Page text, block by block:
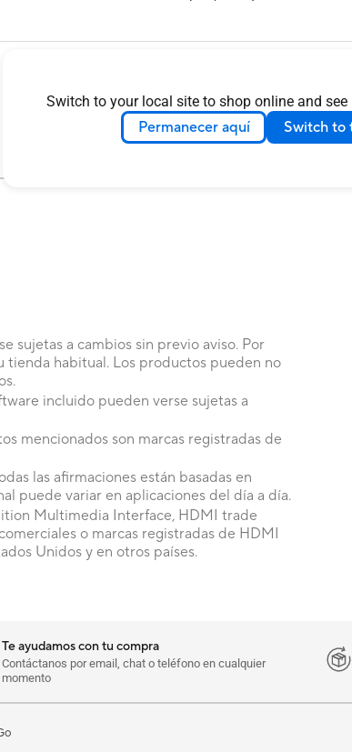
Switch to your local site to shop online and
Permanecer aquí Switch to
sujetas a cambios sin previo aviso. Por
tienda habitual. Los productos pueden no
incluido pueden verse sujetas a
mencionados son marcas registradas de
las afirmaciones están basadas en
puede variar en aplicaciones del día a día.
Multimedia Interface, HDMI trade
o marcas registradas de HDMI
Unidos y en otros países.
Te ayudamos con tu compra
Contáctanos por email, chat o teléfono en cualquier
momento